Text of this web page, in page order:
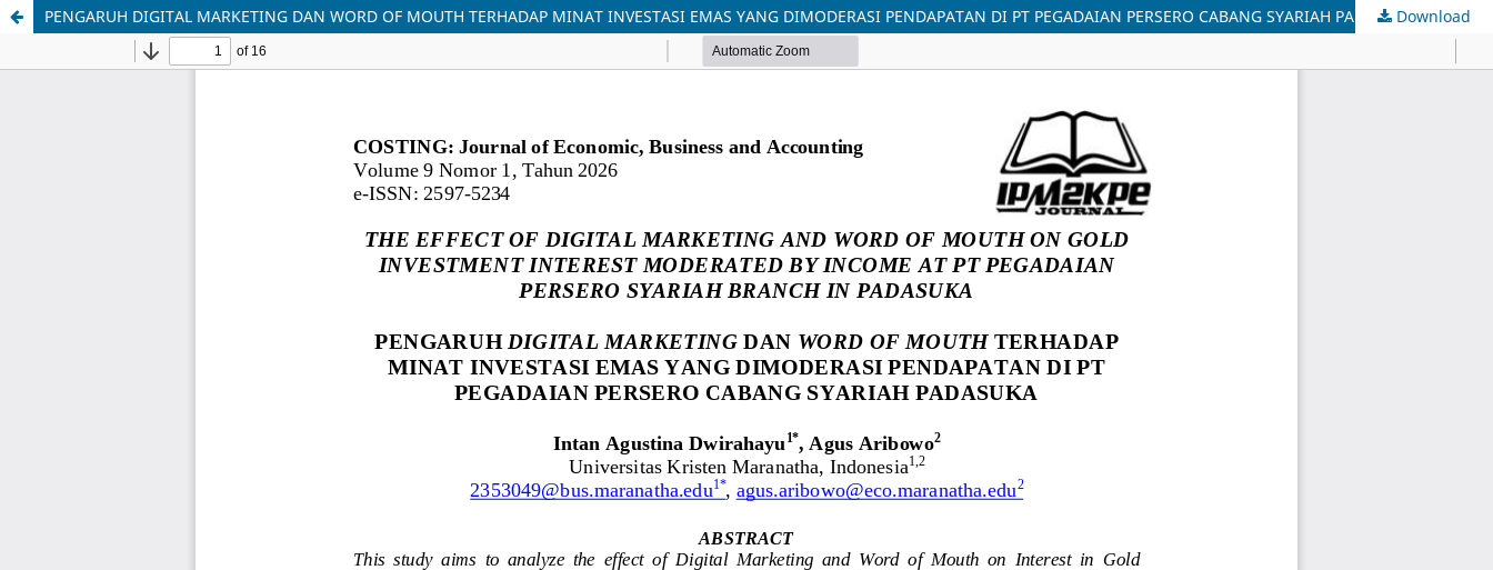
PENGARUH DIGITAL MARKETING DAN WORD OF MOUTH TERHADAP MINAT INVESTASI EMAS YANG DIMODERASI PENDAPATAN DI PT PEGADAIAN PERSERO CABANG SYARIAH PADASUKADownload